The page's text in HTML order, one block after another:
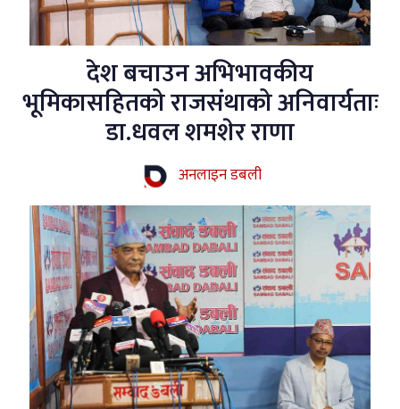
देश बचाउन अभिभावकीय
भूमिकासहितको राजसंथाको अनिवार्यताः
डा.धवल शमशेर राणा
अनलाइन डबली